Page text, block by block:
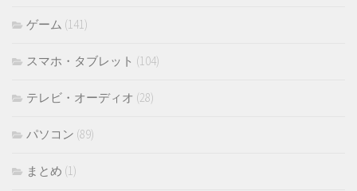
ゲーム (141)
スマホ・タブレット (104)
テレビ・オーディオ (28)
パソコン (89)
まとめ (1)